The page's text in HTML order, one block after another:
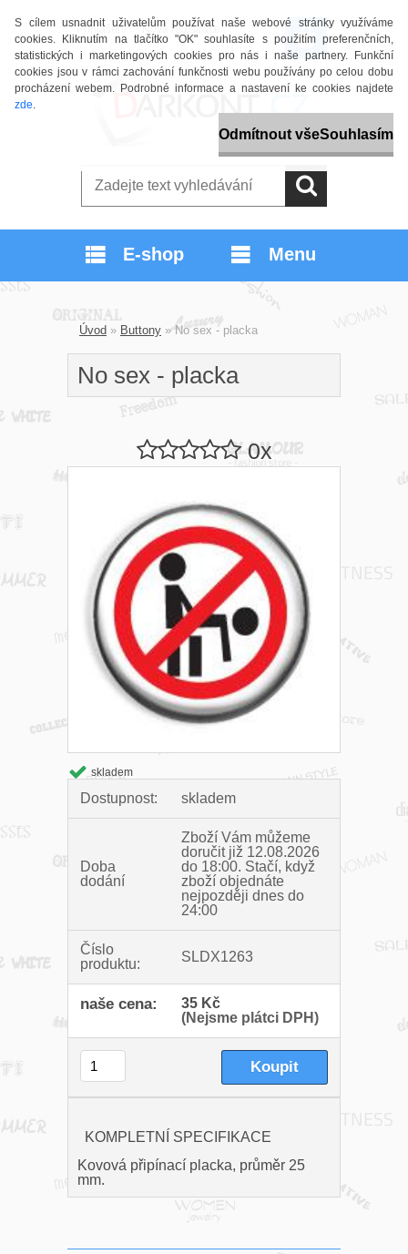
S cílem usnadnit uživatelům používat naše webové stránky využíváme
cookies. Kliknutím na tlačítko "OK" souhlasíte s použitím preferenčních,
statistických i marketingových cookies pro nás i naše partnery. Funkční
cookies jsou v rámci zachování funkčnosti webu používány po celou dobu
procházení webem. Podrobné informace a nastavení ke cookies najdete
zde.
Odmítnout všeSouhlasím
Přihlášení Nová registrace
E-shop Menu
Úvod » Buttony » No sex - placka
No sex - placka
0x
skladem
Dostupnost: skladem
Doba
dodání
Zboží Vám můžeme
doručit již 12.08.2026
do 18:00. Stačí, když
zboží objednáte
nejpozději dnes do
24:00
Číslo
produktu:
SLDX1263
naše cena:
35 Kč
(Nejsme plátci DPH)
KOMPLETNÍ SPECIFIKACE
Kovová připínací placka, průměr 25
mm.